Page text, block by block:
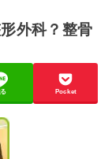
外科？整骨
Pocket